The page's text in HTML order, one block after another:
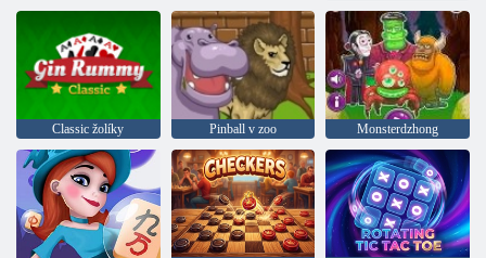
Classic žolíky Pinball v zoo Monsterdzhong